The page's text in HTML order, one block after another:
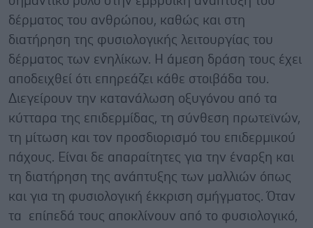
δέρματος του ανθρώπου, καθώς και στη
διατήρηση της φυσιολογικής λειτουργίας του
δέρματος των ενηλίκων. Η άμεση δράση τους έχει
αποδειχθεί ότι επηρεάζει κάθε στοιβάδα του.
Διεγείρουν την κατανάλωση οξυγόνου από τα
κύτταρα της επιδερμίδας, τη σύνθεση πρωτεϊνών,
τη μίτωση και τον προσδιορισμό του επιδερμικού
πάχους. Είναι δε απαραίτητες για την έναρξη και
τη διατήρηση της ανάπτυξης των μαλλιών όπως
και για τη φυσιολογική έκκριση σμήγματος. Όταν
τα επίπεδά τους αποκλίνουν από το φυσιολογικό,